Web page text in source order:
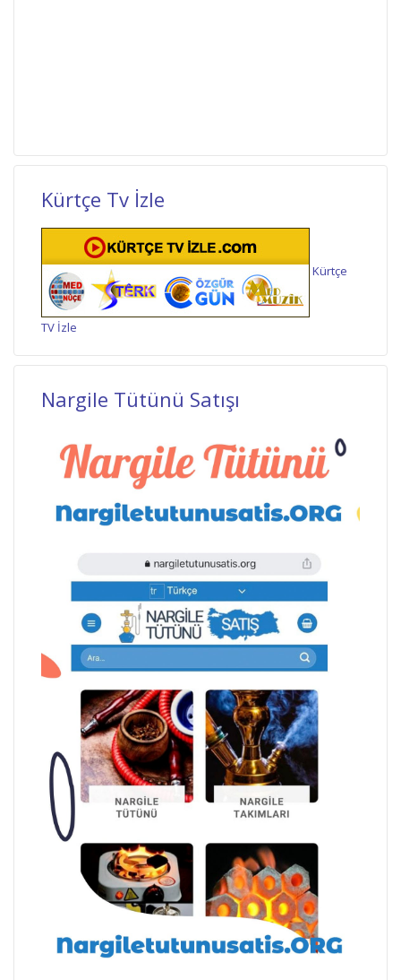
Kürtçe Tv İzle
Kürtçe
TV İzle
Nargile Tütünü Satışı